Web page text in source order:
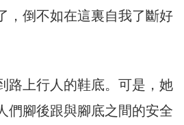
，倒不如在這裏自我了斷好
路上行人的鞋底。可是，她
們腳後跟與腳底之間的安全